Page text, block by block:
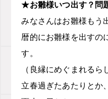
★お雛様いつ出す？問
みなさんはお雛様もう
暦的にお雛様を出すの
す。
（良縁にめぐまれるら
立春過ぎたあたりとか、